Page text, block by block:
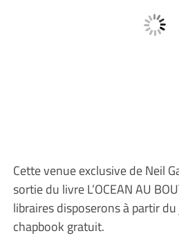
Cette venue exclusive de Neil
sortie du livre L’OCEAN AU
libraires disposerons à partir
chapbook gratuit.